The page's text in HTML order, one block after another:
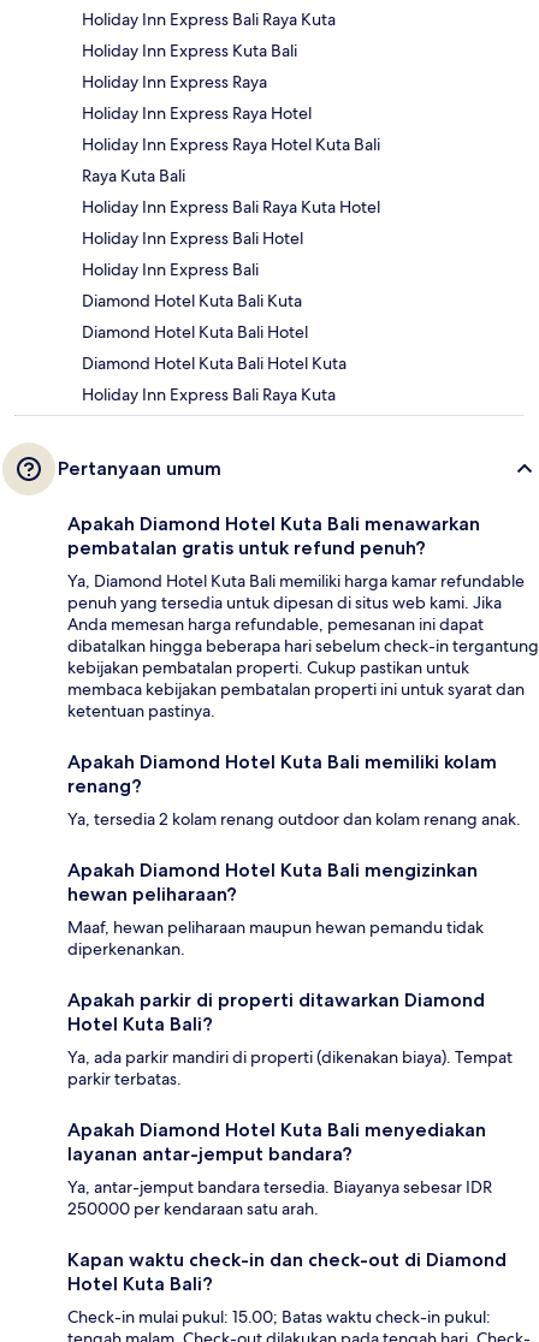
Holiday Inn Express Bali Raya Kuta
Holiday Inn Express Kuta Bali
Holiday Inn Express Raya
Holiday Inn Express Raya Hotel
Holiday Inn Express Raya Hotel Kuta Bali
Raya Kuta Bali
Holiday Inn Express Bali Raya Kuta Hotel
Holiday Inn Express Bali Hotel
Holiday Inn Express Bali
Diamond Hotel Kuta Bali Kuta
Diamond Hotel Kuta Bali Hotel
Diamond Hotel Kuta Bali Hotel Kuta
Holiday Inn Express Bali Raya Kuta
Pertanyaan umum
Apakah Diamond Hotel Kuta Bali menawarkan
pembatalan gratis untuk refund penuh?
Ya, Diamond Hotel Kuta Bali memiliki harga kamar refundable
penuh yang tersedia untuk dipesan di situs web kami. Jika
Anda memesan harga refundable, pemesanan ini dapat
dibatalkan hingga beberapa hari sebelum check-in tergantung
kebijakan pembatalan properti. Cukup pastikan untuk
membaca kebijakan pembatalan properti ini untuk syarat dan
ketentuan pastinya.
Apakah Diamond Hotel Kuta Bali memiliki kolam
renang?
Ya, tersedia 2 kolam renang outdoor dan kolam renang anak.
Apakah Diamond Hotel Kuta Bali mengizinkan
hewan peliharaan?
Maaf, hewan peliharaan maupun hewan pemandu tidak
diperkenankan.
Apakah parkir di properti ditawarkan Diamond
Hotel Kuta Bali?
Ya, ada parkir mandiri di properti (dikenakan biaya). Tempat
parkir terbatas.
Apakah Diamond Hotel Kuta Bali menyediakan
layanan antar-jemput bandara?
Ya, antar-jemput bandara tersedia. Biayanya sebesar IDR
250000 per kendaraan satu arah.
Kapan waktu check-in dan check-out di Diamond
Hotel Kuta Bali?
Check-in mulai pukul: 15.00; Batas waktu check-in pukul: